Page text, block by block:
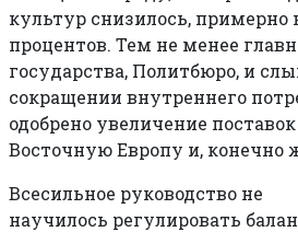
культур снизилось, примерно
процентов. Тем не менее
государства, Политбюро, и
сокращении внутреннего
одобрено увеличение
Восточную Европу и, конечно
Всесильное руководство не
научилось регулировать